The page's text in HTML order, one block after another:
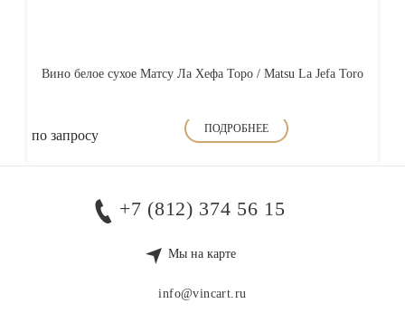
Вино белое сухое Матсу Ла Хефа Торо / Matsu La Jefa Toro
по запросу ПОДРОБНЕЕ
+7 (812) 374 56 15
Мы на карте
info@vincart.ru